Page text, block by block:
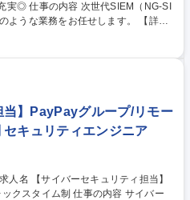
（NG-SI
うな業務をお任せします。 【詳
、初期設計（可能な範囲で一部担
との設計調整や、導入後の利用定着
全般に変更の可能性があります。
/年間休日120日/福利厚生充実◎
当】PayPayグループ/リモー
セキュリティエンジニア
仕事の内容 サイバー